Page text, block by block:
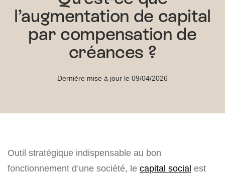
l’augmentation de capital
par compensation de
créances ?
Dernière mise à jour le 09/04/2026
Outil stratégique indispensable au bon
fonctionnement d’une société, le capital social est